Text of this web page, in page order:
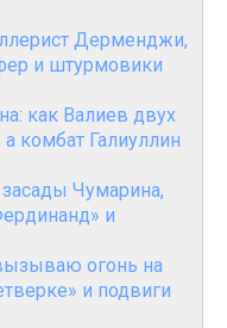
Дерменджи,
и штурмовики
как Валиев двух
комбат Галиуллин
засады Чумарина,
и
огонь на
и подвиги